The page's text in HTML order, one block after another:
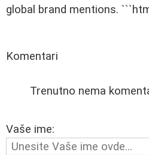
global brand mentions.
Komentari
Trenutno nema
Vaše ime: